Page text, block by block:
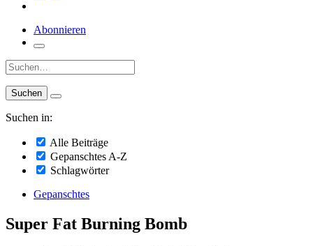
Abonnieren
Suche:
Suchen in:
Alle Beiträge
Gepanschtes A-Z
Schlagwörter
Gepanschtes
Super Fat Burning Bomb